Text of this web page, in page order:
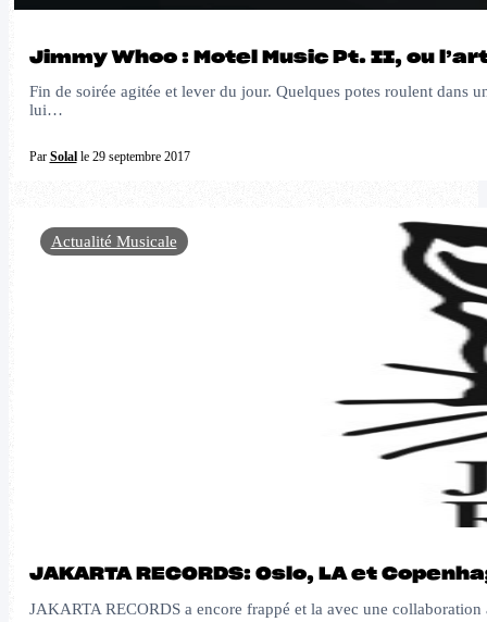
Jimmy Whoo : Motel Music Pt. II, ou
Fin de soirée agitée et lever du jour. Quelques potes roulent dans
lui…
Par Solalle 29 septembre 2017
JAKARTA RECORDS: Oslo, LA et
JAKARTA RECORDS a encore frappé et la avec une
Actualité Musicale